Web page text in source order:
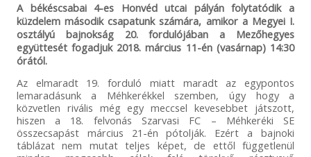
A békéscsabai 4-es Honvéd utcai pályán folytatódik a
küzdelem második csapatunk számára, amikor a Megyei I.
osztályú bajnokság 20. fordulójában a Mezőhegyes
együttesét fogadjuk 2018. március 11-én (vasárnap) 14:30
órától.
Az elmaradt 19. forduló miatt maradt az egypontos
lemaradásunk a Méhkerékkel szemben, úgy hogy a
közvetlen rivális még egy meccsel kevesebbet játszott,
hiszen a 18. felvonás Szarvasi FC – Méhkeréki SE
összecsapást március 21-én pótolják. Ezért a bajnoki
táblázat nem mutat teljes képet, de ettől függetlenül